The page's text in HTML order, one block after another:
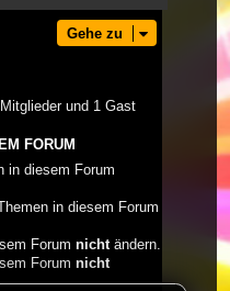
Gehe zu
und 1 Gast
FORUM
in diesem Forum
in diesem Forum
Forum nichtändern.
Forum nicht